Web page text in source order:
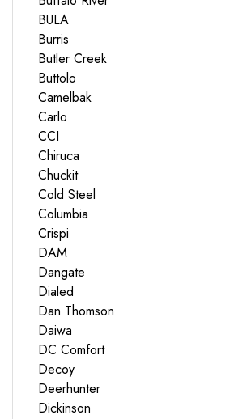
BULA
Burris
Butler Creek
Buttolo
Camelbak
Carlo
CCI
Chiruca
Chuckit
Cold Steel
Columbia
Crispi
DAM
Dangate
Dialed
Dan Thomson
Daiwa
DC Comfort
Decoy
Deerhunter
Dickinson